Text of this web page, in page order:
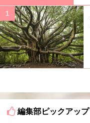
編集部ピックアップ